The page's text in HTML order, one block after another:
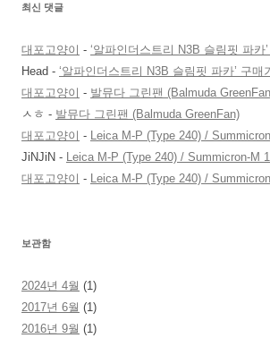
최신 댓글
대포고양이 - ‘알파인더스트리 N3B 슬림핏 파카
Head - ‘알파인더스트리 N3B 슬림핏 파카’ 구매
대포고양이 - 발뮤다 그린팬 (Balmuda
ㅅㅎ - 발뮤다 그린팬 (Balmuda GreenFan)
대포고양이 - Leica M-P (Type 240) /
JiNJiN - Leica M-P (Type 240) / Summicron-M
대포고양이 - Leica M-P (Type 240) /
보관함
2024년 4월 (1)
2017년 6월 (1)
2016년 9월 (1)